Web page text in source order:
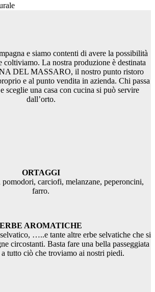
e siamo contenti di avere la possibilità
coltiviamo. La nostra produzione è destinata
DEL MASSARO, il nostro punto ristoro
e al punto vendita in azienda. Chi passa
sceglie una casa con cucina si può servire
dall’orto.
ORTAGGI
carciofi, melanzane, peperoncini,
farro.
ERBE AROMATICHE
…..e tante altre erbe selvatiche che si
circostanti. Basta fare una bella passeggiata
a tutto ciò che troviamo ai nostri piedi.